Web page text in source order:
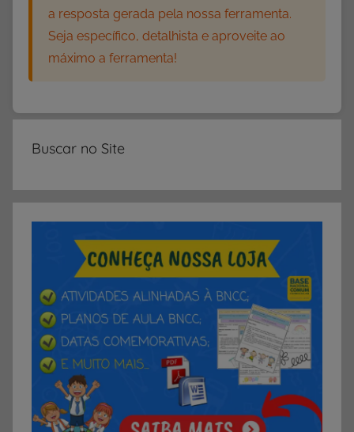
a resposta gerada pela nossa ferramenta.
Seja específico, detalhista e aproveite ao
máximo a ferramenta!
Buscar no Site